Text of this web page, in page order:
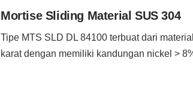
Mortise Sliding Material SUS 304
Tipe MTS SLD DL 84100 terbuat dari
karat dengan memiliki kandungan nickel >